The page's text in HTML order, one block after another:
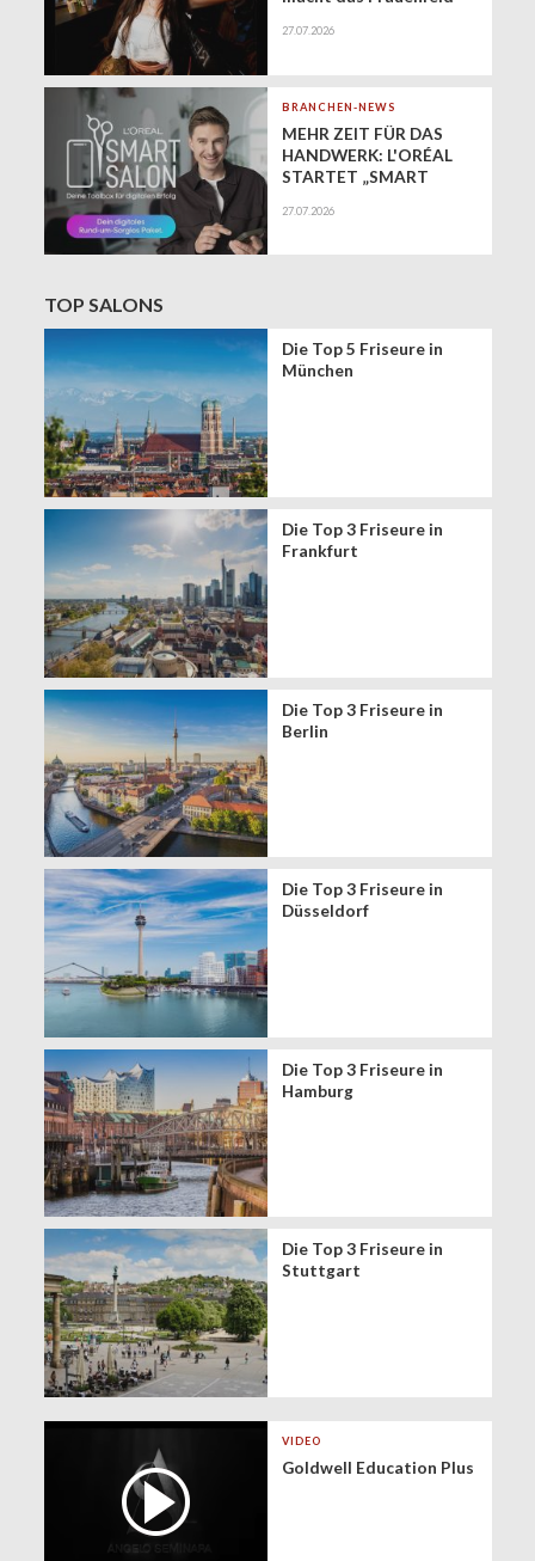
gesundes Haar
27.07.2026
BRANCHEN-NEWS
MEHR ZEIT FÜR DAS
HANDWERK: L'ORÉAL
STARTET „SMART
EXKLUSIVEN BUSINESS-
27.07.2026
TOP SALONS
Die Top 5 Friseure in
München
Die Top 3 Friseure in
Frankfurt
Die Top 3 Friseure in
Berlin
Die Top 3 Friseure in
Düsseldorf
Die Top 3 Friseure in
Hamburg
Die Top 3 Friseure in
Stuttgart
VIDEO
Goldwell Education Plus